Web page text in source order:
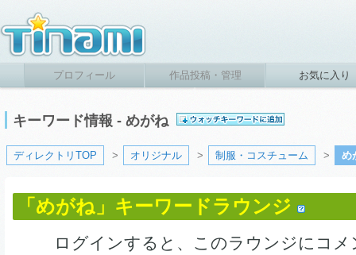
プロフィール 作品投稿・管理 お気に入り
キーワード情報 - めがね
ディレクトリTOP > オリジナル > 制服・コスチューム > め
「めがね」キーワードラウンジ
ログインすると、このラウンジにコ